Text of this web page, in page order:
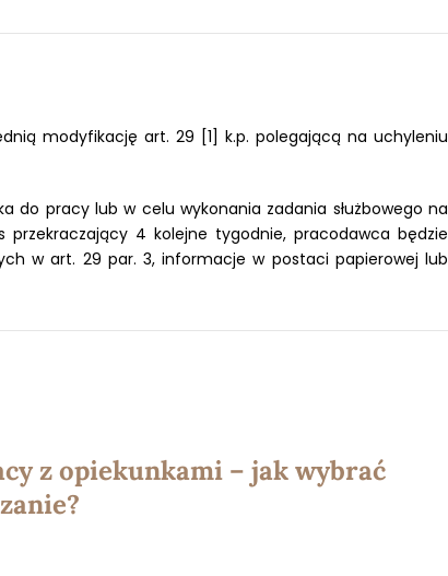
modyfikację art. 29 [1] k.p. polegającą na uchyleniu
do pracy lub w celu wykonania zadania służbowego na
przekraczający 4 kolejne tygodnie, pracodawca będzie
w art. 29 par. 3, informacje w postaci papierowej lub
z opiekunkami – jak wybrać